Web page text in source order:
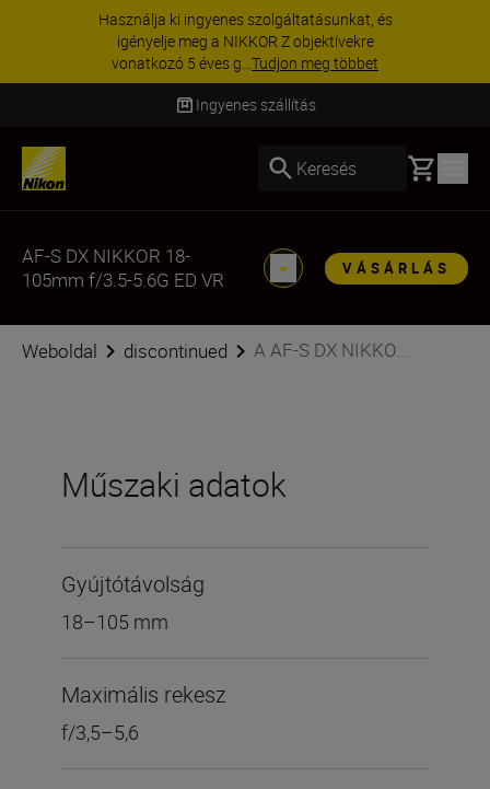
Használja ki ingyenes szolgáltatásunkat, és
igényelje meg a NIKKOR Z objektívekre
vonatkozó 5 éves g...Tudjon meg többet
Ingyenes szállítás
Keresés Basket
AF-S DX NIKKOR 18-
105mm f/3.5-5.6G ED VR
VÁSÁRLÁS
Weboldal discontinued A AF-S DX NIKKO...
Műszaki adatok
Gyújtótávolság
18–105 mm
Maximális rekesz
f/3,5–5,6